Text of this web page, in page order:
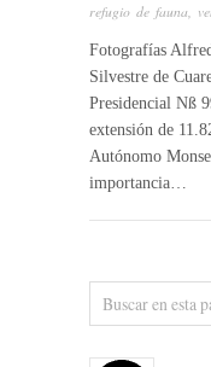
refugio de fauna,
Fotografías
Silvestre de
Presidencial Nß
extensión de
Autónomo
importancia…